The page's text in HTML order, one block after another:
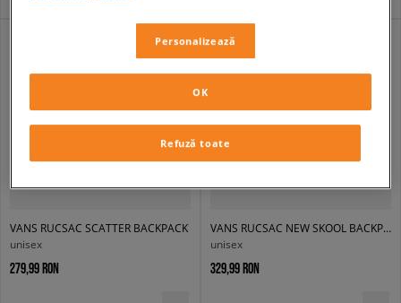
VANS RUCSAC SCATTER BACKPACK
unisex
279,99 RON
VANS RUCSAC NEW SKOOL BACKPACK
unisex
329,99 RON
Personalizează
Refuză toate
OK